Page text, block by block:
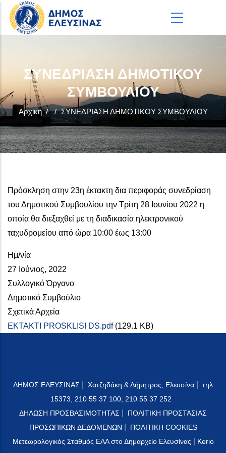
Παράκαμψη προς το κυρίως περιεχόμενο
ΣΥΝΕΔΡΙΑΣΗ ΔΗΜΟΤΙΚΟΥ
ΣΥΜΒΟΥΛΙΟΥ
Αρχική / / ΣΥΝΕΔΡΙΑΣΗ ΔΗΜΟΤΙΚΟΥ ΣΥΜΒΟΥΛΙΟΥ
Πρόσκληση στην 23η έκτακτη δια περιφοράς συνεδρίαση
του Δημοτικού Συμβουλίου την Τρίτη 28 Ιουνίου 2022 η
οποία θα διεξαχθεί με τη διαδικασία ηλεκτρονικού
ταχυδρομείου από ώρα 10:00 έως 13:00
Ημ/νία
27 Ιούνιος, 2022
Συλλογικό Όργανο
Δημοτικό Συμβούλιο
Σχετικά Αρχεία
EKTAKTI PROSKLISI DS.pdf (129.1 KB)
ΔΗΜΟΣ ΕΛΕΥΣΙΝΑΣ Χατζηδάκη & Δήμητρος, Ελευσίνα
τηλ
15373, 210 55 37 100, 210 55 37 252
ΔΗΛΩΣΗ ΠΡΟΣΒΑΣΙΜΟΤΗΤΑΣ
ΠΟΛΙΤΙΚΗ ΠΡΟΣΤΑΣΙΑΣ
ΠΡΟΣΩΠΙΚΩΝ ΔΕΔΟΜΕΝΩΝ
ΠΟΛΙΤΙΚΗ COOKIES
Μετεωρολογικός Σταθμός ΕΑΑ στο Δημαρχείο Ελευσίνας
Kerio